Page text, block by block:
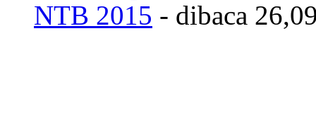
NTB 2015 - dibaca